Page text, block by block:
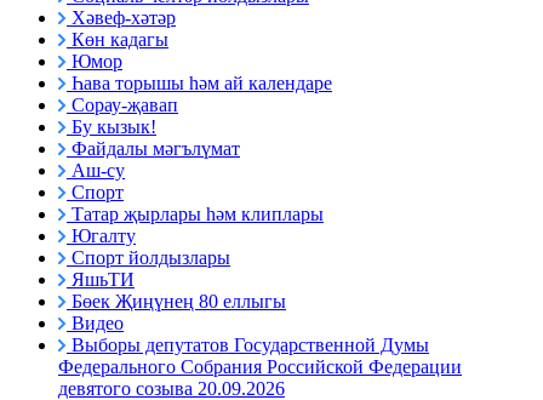
Хәвеф-хәтәр
Көн кадагы
Юмор
Һава торышы һәм ай календаре
Сорау-җавап
Бу кызык!
Файдалы мәгълүмат
Аш-су
Спорт
Татар җырлары һәм клиплары
Югалту
Спорт йолдызлары
ЯшьТИ
Бөек Җиңүнең 80 еллыгы
Видео
Выборы депутатов Государственной Думы
Федерального Собрания Российской Федерации
девятого созыва 20.09.2026